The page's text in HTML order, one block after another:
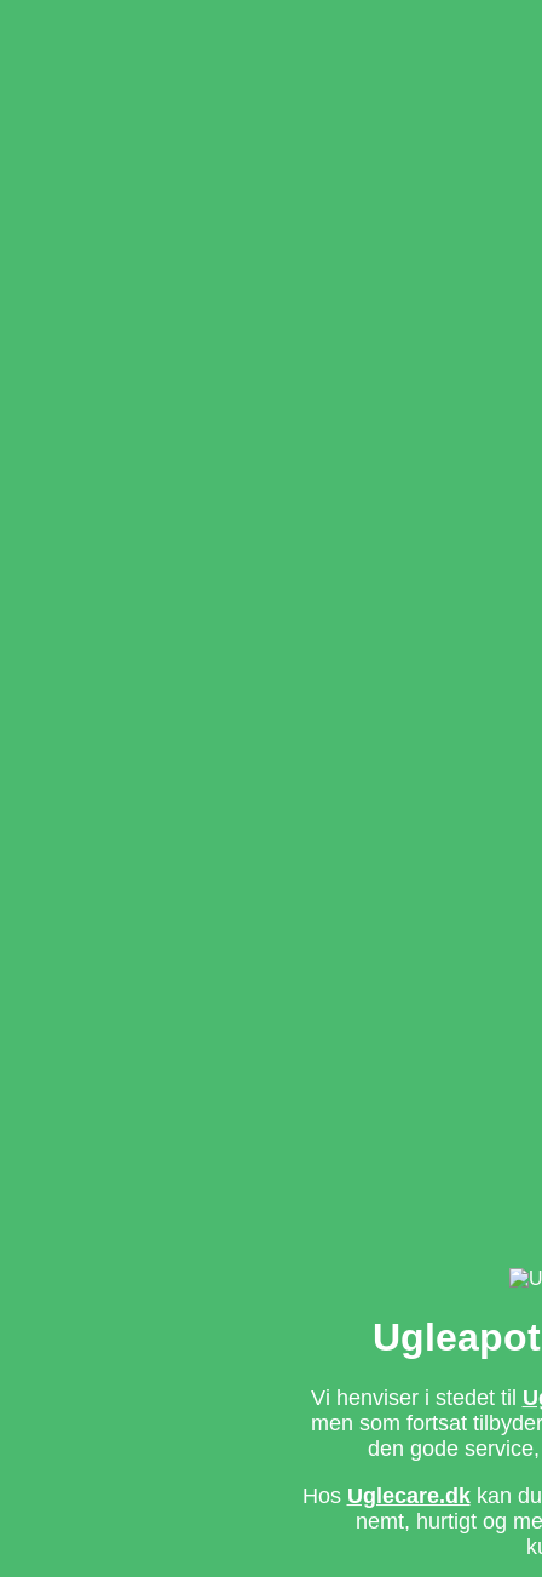
Vi henviser i stedet til
men som fortsat
den gode
Hos Uglecare.dkkan du
nemt, hurtigt og